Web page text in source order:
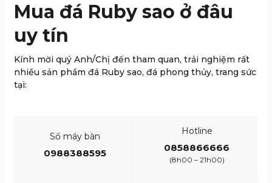
Mua đá Ruby sao ở đâu
uy tín
Kính mời quý Anh/Chị đến tham quan, trải nghiệm rất
nhiều sản phẩm đá Ruby sao, đá phong thủy, trang sức
tại:
Số máy bàn
0988388595
Hotline
0858866666
(8h00 – 21h00)